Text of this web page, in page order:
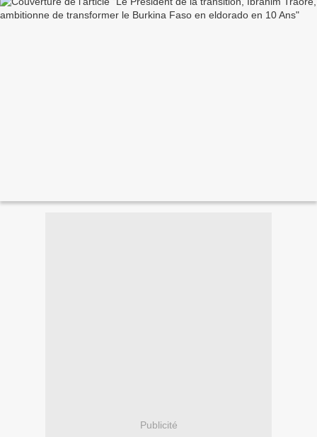
Publicité